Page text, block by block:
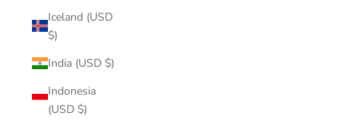
Iceland (USD
$)
India (USD $)
Indonesia
(USD $)